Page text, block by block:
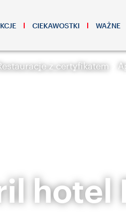
CIEKAWOSTKI WAŻNE
z certyfikatem
hotel